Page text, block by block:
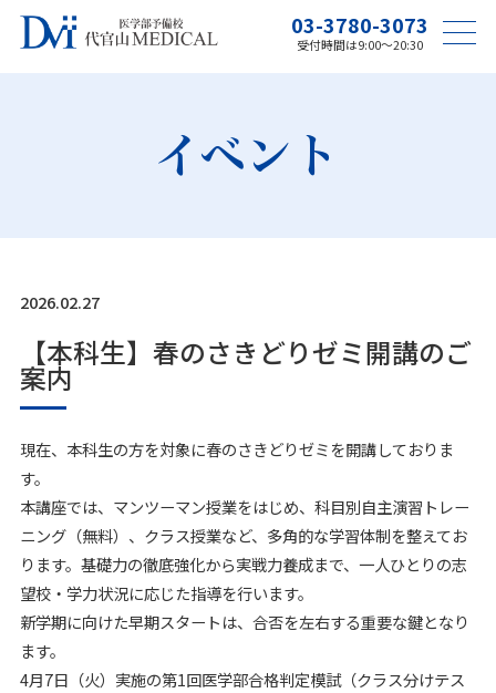
03-3780-3073
受付時間は9:00〜20:30
イベント
2026.02.27
【本科生】春のさきどりゼミ開講のご
案内
現在、本科生の方を対象に春のさきどりゼミを開講しておりま
す。
本講座では、マンツーマン授業をはじめ、科目別自主演習トレー
ニング（無料）、クラス授業など、多角的な学習体制を整えてお
ります。基礎力の徹底強化から実戦力養成まで、一人ひとりの志
望校・学力状況に応じた指導を行います。
新学期に向けた早期スタートは、合否を左右する重要な鍵となり
ます。
4月7日（火）実施の第1回医学部合格判定模試（クラス分けテス